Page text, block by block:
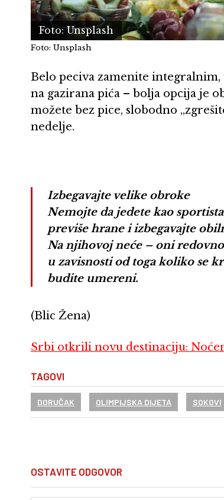
Foto: Unsplash
Foto: Unsplash
Belo peciva zamenite integralnim,
na gazirana pića – bolja opcija je
možete bez pice, slobodno
nedelje.
Izbegavajte velike obroke
Nemojte da jedete kao
previše hrane i izbegavajte
Na njihovoj neće – oni
u zavisnosti od toga koliko se
budite umereni.
(Blic Žena)
Srbi otkrili novu destinaciju:
TAGOVI
DORUČAK OLIMPIJSKA DIJETA SOKOVI
OSTAVITE ODGOVOR